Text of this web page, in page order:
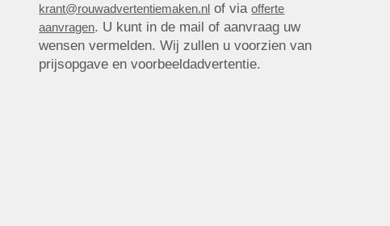
krant@rouwadvertentiemaken.nl of viaofferte
aanvragen. U kunt in de mail of aanvraag uw
wensen vermelden. Wij zullen u voorzien van
prijsopgave en voorbeeldadvertentie.